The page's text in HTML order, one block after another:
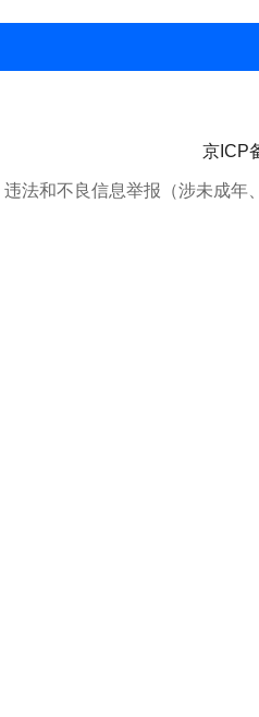
京ICP
违法和不良信息举报（涉未成年